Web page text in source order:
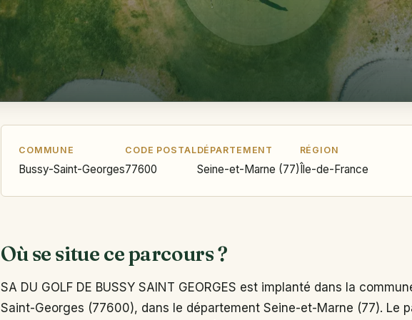
COMMUNE
Bussy-Saint-Georges
CODE POSTAL
77600
DÉPARTEMENT
Seine-et-Marne (77)
RÉGION
Île-de-France
Où se situe ce parcours ?
SA DU GOLF DE BUSSY SAINT GEORGES est implanté dans la
Saint-Georges (77600), dans le département Seine-et-Marne (77). Le